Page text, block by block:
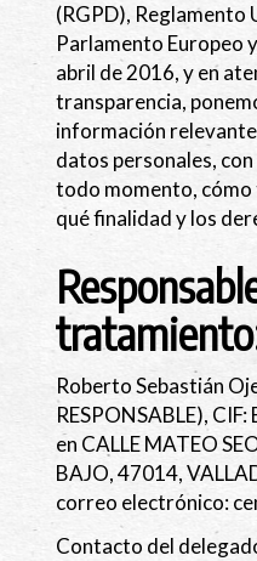
(RGPD), Reglamento
Parlamento Europeo
abril de 2016, y en
transparencia,
información
datos personales,
todo momento,
qué finalidad y los
Roberto Sebastián
RESPONSABLE), CIF:
en CALLE MATEO
BAJO,47014,
correo electrónico:
Contacto del